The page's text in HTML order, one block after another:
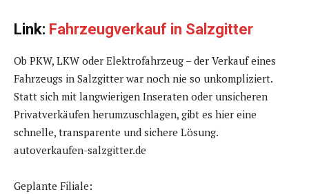
Link: Fahrzeugverkauf in Salzgitter
Ob PKW, LKW oder Elektrofahrzeug – der Verkauf eines
Fahrzeugs in Salzgitter war noch nie so unkompliziert.
Statt sich mit langwierigen Inseraten oder unsicheren
Privatverkäufen herumzuschlagen, gibt es hier eine
schnelle, transparente und sichere Lösung.
autoverkaufen-salzgitter.de
Geplante Filiale: